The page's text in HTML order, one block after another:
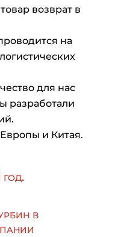
возврат в
на
для нас
разработали
и Китая.
в